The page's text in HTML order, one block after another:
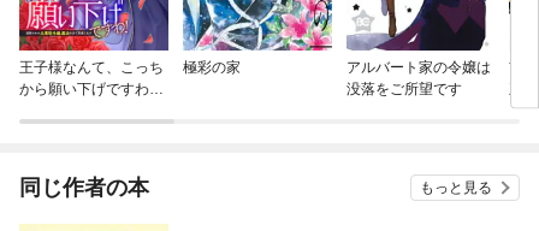
王子様なんて、こっち
から願い下げですわ！
極彩の家
アルバート家の令嬢は
没落をご所望です
前
同じ作者の本 もっと見る